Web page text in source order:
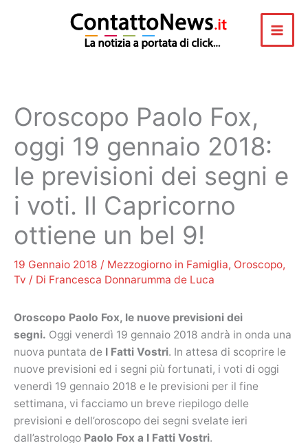
Oroscopo Paolo Fox,
oggi 19 gennaio 2018:
le previsioni dei segni e
i voti. Il Capricorno
ottiene un bel 9!
19 Gennaio 2018 / Mezzogiorno in Famiglia, Oroscopo,
Tv / Di Francesca Donnarumma de Luca
Oroscopo Paolo Fox, le nuove previsioni dei
segni. Oggi venerdì 19 gennaio 2018 andrà in onda una
nuova puntata de I Fatti Vostri. In attesa di scoprire le
nuove previsioni ed i segni più fortunati, i voti di oggi
venerdì 19 gennaio 2018 e le previsioni per il fine
settimana, vi facciamo un breve riepilogo delle
previsioni e dell’oroscopo dei segni svelate ieri
dall’astrologo Paolo Fox a I Fatti Vostri.